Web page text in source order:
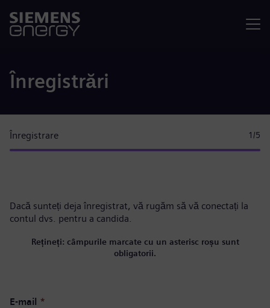
Înregistrări
Înregistrare 1 /5
Dacă sunteți deja înregistrat, vă rugăm să vă conectați la
contul dvs. pentru a candida.
Rețineți: câmpurile marcate cu un asterisc roșu sunt
obligatorii.
E-mail *